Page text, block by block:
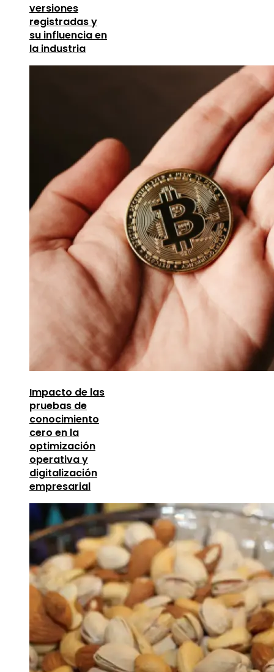
versiones
registradas y
su influencia en
la industria
Impacto de las
pruebas de
conocimiento
cero en la
optimización
operativa y
digitalización
empresarial